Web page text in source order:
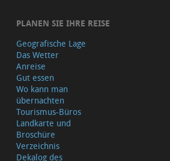
PLANEN SIE IHRE REISE
Geografische Lage
Das Wetter
Anreise
Gut essen
Wo kann man
übernachten
Tourismus-Büros
Landkarte und
Broschüre
Verzeichnis
Dekalog des